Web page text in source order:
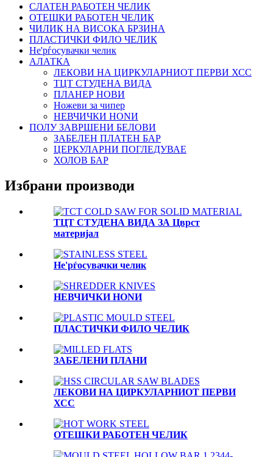
СЛАТЕН РАБОТЕН ЧЕЛИК
OTЕШКИ РАБОТЕН ЧЕЛИК
ЧИЛИК НА ВИСОКА БРЗИНА
ПЛАСТИЧКИ ФИЛО ЧЕЛИК
Не'рѓосувачки челик
АЛАТКА
ЛЕКОВИ НА ЦИРКУЛАРНИОТ ПЕРВИ ХСС
ТЦТ СТУДЕНА ВИДА
ПЛАНЕР НОВИ
Ножеви за чипер
НЕВЧИЧКИ НОNИ
ПОЛУ ЗАВРШЕНИ БЕЛОВИ
ЗАБЕЛЕН ПЛАТЕН БАР
ЦЕРКУЛАРНИ ПОГЛЕДУВАЕ
ХОЛОВ БАР
Избрани производи
ТЦТ СТУДЕНА ВИДА ЗА Цврст
материјал
Не'рѓосувачки челик
НЕВЧИЧКИ НОNИ
ПЛАСТИЧКИ ФИЛО ЧЕЛИК
ЗАБЕЛЕНИ ПЛАНИ
ЛЕКОВИ НА ЦИРКУЛАРНИОТ ПЕРВИ
ХСС
OTЕШКИ РАБОТЕН ЧЕЛИК